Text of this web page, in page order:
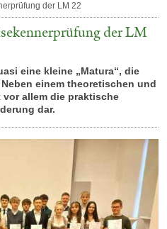
der LM 22
der LM
eine kleine „Matura“, die
einem theoretischen und
allem die praktische
dar.